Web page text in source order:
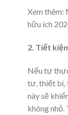
Xem thêm:
hữu ích
2. Tiết
Nếu tự
tư, thiết bị,
này sẽ
không nhỏ.